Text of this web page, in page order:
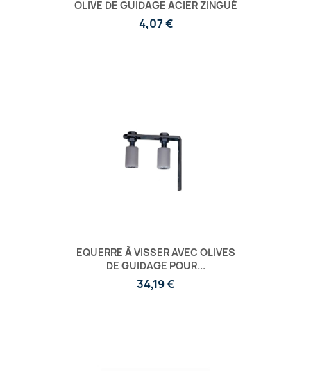
OLIVE DE GUIDAGE ACIER ZINGUÉ
4,07 €
EQUERRE À VISSER AVEC OLIVES
DE GUIDAGE POUR...
34,19 €